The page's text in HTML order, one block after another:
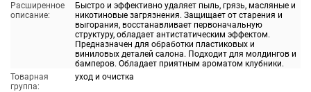
Расширенное
описание:
Быстро и эффективно удаляет пыль, грязь, масляные и
никотиновые загрязнения. Защищает от старения и
выгорания, восстанавливает первоначальную
структуру, обладает антистатическим эффектом.
Предназначен для обработки пластиковых и
виниловых деталей салона. Подходит для молдингов и
бамперов. Обладает приятным ароматом клубники.
Товарная
группа:
уход и очистка